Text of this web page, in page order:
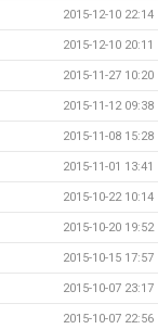
2015-12-10 22:14
2015-12-10 20:11
2015-11-27 10:20
2015-11-12 09:38
2015-11-08 15:28
2015-11-01 13:41
2015-10-22 10:14
2015-10-20 19:52
2015-10-15 17:57
2015-10-07 23:17
2015-10-07 22:56